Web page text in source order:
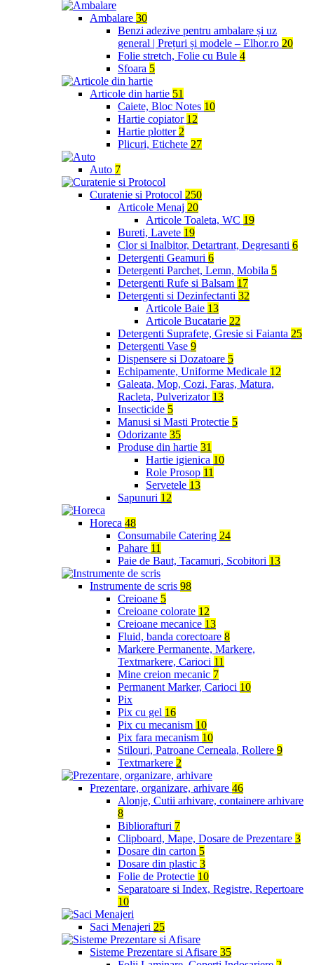
Ambalare 30
Benzi adezive pentru ambalare și uz
general | Prețuri și modele – Elhor.ro 20
Folie stretch, Folie cu Bule 4
Sfoara 5
Articole din hartie 51
Caiete, Bloc Notes 10
Hartie copiator 12
Hartie plotter 2
Plicuri, Etichete 27
Auto 7
Curatenie si Protocol 250
Articole Menaj 20
Articole Toaleta, WC 19
Bureti, Lavete 19
Clor si Inalbitor, Detartrant, Degresanti 6
Detergenti Geamuri 6
Detergenti Parchet, Lemn, Mobila 5
Detergenti Rufe si Balsam 17
Detergenti si Dezinfectanti 32
Articole Baie 13
Articole Bucatarie 22
Detergenti Suprafete, Gresie si Faianta 25
Detergenti Vase 9
Dispensere si Dozatoare 5
Echipamente, Uniforme Medicale 12
Galeata, Mop, Cozi, Faras, Matura,
Racleta, Pulverizator 13
Insecticide 5
Manusi si Masti Protectie 5
Odorizante 35
Produse din hartie 31
Hartie igienica 10
Role Prosop 11
Servetele 13
Sapunuri 12
Horeca 48
Consumabile Catering 24
Pahare 11
Paie de Baut, Tacamuri, Scobitori 13
Instrumente de scris 98
Creioane 5
Creioane colorate 12
Creioane mecanice 13
Fluid, banda corectoare 8
Markere Permanente, Markere,
Textmarkere, Carioci 11
Mine creion mecanic 7
Permanent Marker, Carioci 10
Pix
Pix cu gel 16
Pix cu mecanism 10
Pix fara mecanism 10
Stilouri, Patroane Cerneala, Rollere 9
Textmarkere 2
Prezentare, organizare, arhivare 46
Alonje, Cutii arhivare, containere arhivare
8
Bibliorafturi 7
Clipboard, Mape, Dosare de Prezentare 3
Dosare din carton 5
Dosare din plastic 3
Folie de Protectie 10
Separatoare si Index, Registre, Repertoare
10
Saci Menajeri 25
Sisteme Prezentare si Afisare 35